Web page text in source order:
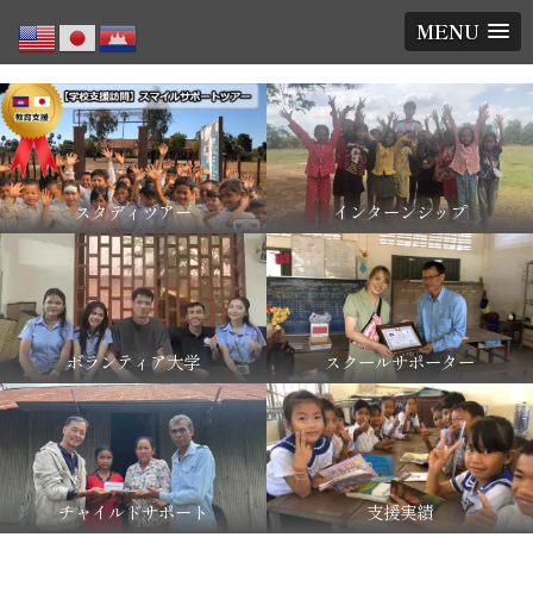
MENU
スタディツアー インターンシップ
ボランティア大学 スクールサポーター
チャイルドサポート 支援実績